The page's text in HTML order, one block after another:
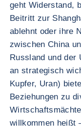
geht Widerstand,
Beitritt zur
ablehnt oder ihre
zwischen China
Russland und der
an strategisch
Kupfer, Uran)
Beziehungen zu
willkommen heißt